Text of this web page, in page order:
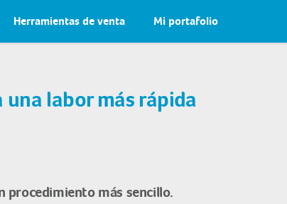
Herramientas de venta Mi portafolio
labor más rápida
procedimiento más sencillo.